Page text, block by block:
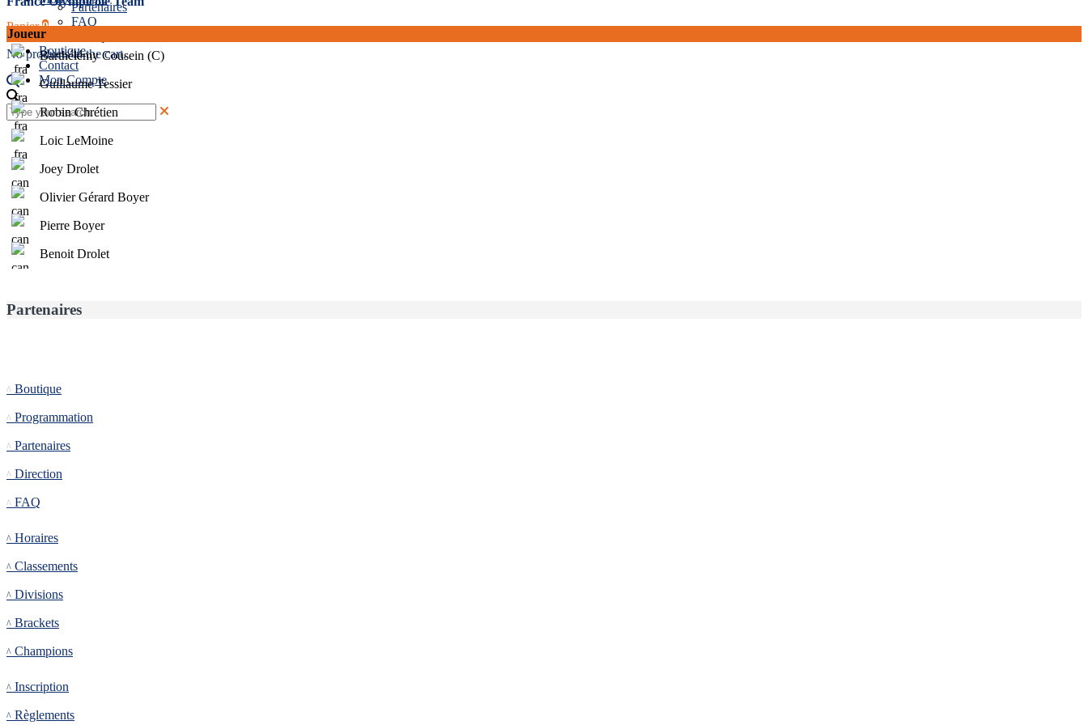
Panier 0
No products in the cart.
Partenaires
FAQ
Boutique
Contact
Mon Compte
Joueur
Barthélémy Cousein (C)
Guillaume Tessier
Robin Chrétien
Loic LeMoine
Joey Drolet
Olivier Gérard Boyer
Pierre Boyer
Benoit Drolet
Partenaires
Boutique
Programmation
Partenaires
Direction
FAQ
Horaires
Classements
Divisions
Brackets
Champions
Inscription
Règlements